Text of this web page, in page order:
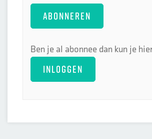
ABONNEREN
Ben je al abonnee dan kun je
INLOGGEN